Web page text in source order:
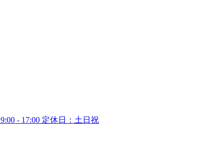
9:00 - 17:00 定休日：土日祝